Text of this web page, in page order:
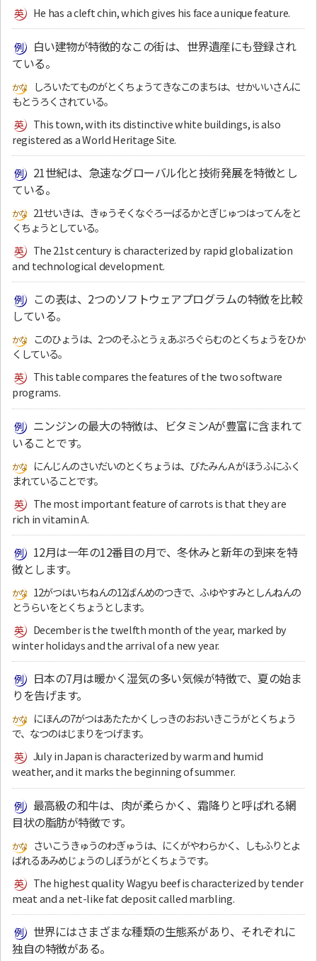
He has a cleft chin, which gives his face a unique feature.
白い建物が特徴的なこの街は、世界遺産にも登録され
ている。
しろいたてものがとくちょうてきなこのまちは、せかいいさんに
もとうろくされている。
This town, with its distinctive white buildings, is also
registered as a World Heritage Site.
21世紀は、急速なグローバル化と技術発展を特徴とし
ている。
21せいきは、きゅうそくなぐろーばるかとぎじゅつはってんをと
くちょうとしている。
The 21st century is characterized by rapid globalization
and technological development.
この表は、2つのソフトウェアプログラムの特徴を比較
している。
このひょうは、2つのそふとうぇあぷろぐらむのとくちょうをひか
くしている。
This table compares the features of the two software
programs.
ニンジンの最大の特徴は、ビタミンAが豊富に含まれて
いることです。
にんじんのさいだいのとくちょうは、びたみんＡがほうふにふく
まれていることです。
The most important feature of carrots is that they are
rich in vitamin A.
12月は一年の12番目の月で、冬休みと新年の到来を特
徴とします。
12がつはいちねんの12ばんめのつきで、ふゆやすみとしんねんの
とうらいをとくちょうとします。
December is the twelfth month of the year, marked by
winter holidays and the arrival of a new year.
日本の7月は暖かく湿気の多い気候が特徴で、夏の始ま
りを告げます。
にほんの7がつはあたたかくしっきのおおいきこうがとくちょう
で、なつのはじまりをつげます。
July in Japan is characterized by warm and humid
weather, and it marks the beginning of summer.
最高級の和牛は、肉が柔らかく、霜降りと呼ばれる網
目状の脂肪が特徴です。
さいこうきゅうのわぎゅうは、にくがやわらかく、しもふりとよ
ばれるあみめじょうのしぼうがとくちょうです。
The highest quality Wagyu beef is characterized by tender
meat and a net-like fat deposit called marbling.
世界にはさまざまな種類の生態系があり、それぞれに
独自の特徴がある。